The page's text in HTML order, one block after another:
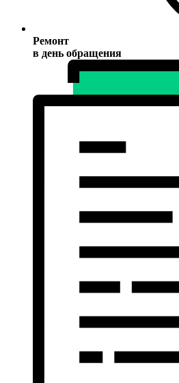
Ремонт
в день обращения